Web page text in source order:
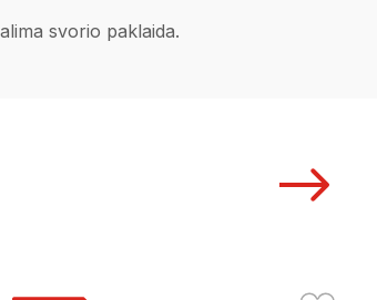
svorio paklaida.